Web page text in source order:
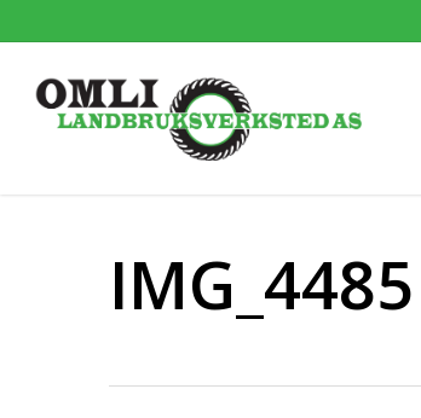
to
content
IMG_4485